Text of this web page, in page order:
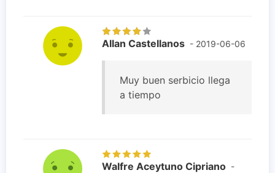
Allan Castellanos - 2019-06-06
Muy buen serbicio llega
a tiempo
Walfre Aceytuno Cipriano -